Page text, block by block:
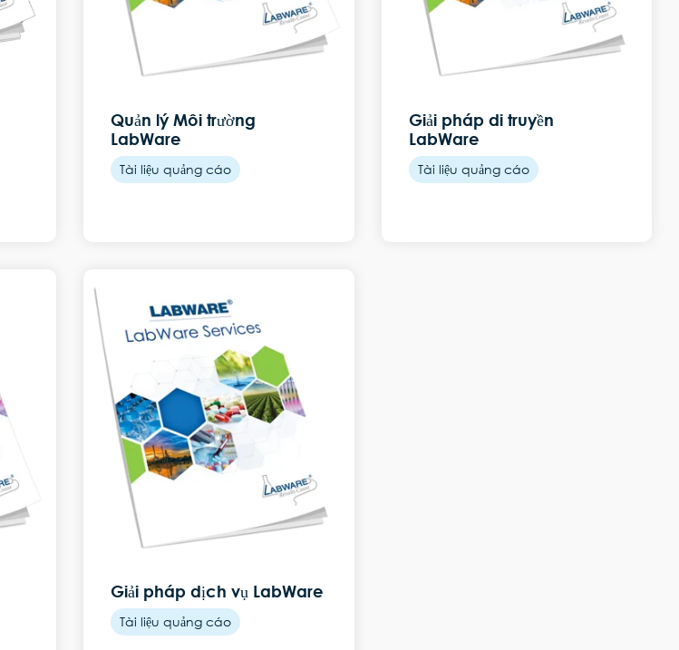
Quản lý Môi trường
LabWare
Tài liệu quảng cáo
Giải pháp di truyền
LabWare
Tài liệu quảng cáo
Giải pháp dịch vụ LabWare
Tài liệu quảng cáo